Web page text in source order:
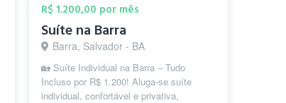
R$ 1.200,00 por mês
Suíte na Barra
Barra, Salvador - BA
🏡 Suíte Individual na Barra – Tudo
Incluso por R$ 1.200! Aluga-se suíte
individual, confortável e privativa,